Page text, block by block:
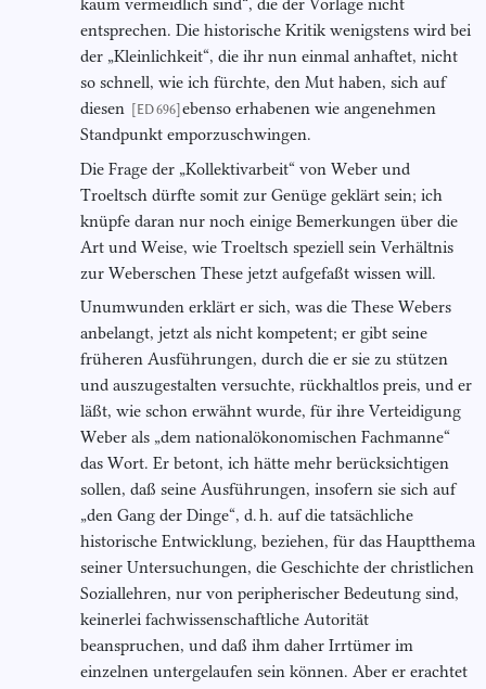
kaum vermeidlich sind“, die der Vorlage nicht
entsprechen. Die historische Kritik wenigstens wird bei
der „Kleinlichkeit“, die ihr nun einmal anhaftet, nicht
so schnell, wie ich fürchte, den Mut haben, sich auf
diesen
[ED 696] ebenso erhabenen wie angenehmen
Standpunkt emporzuschwingen.
Die Frage der „Kollektivarbeit“ von Weber und
Troeltsch dürfte somit zur Genüge geklärt sein; ich
knüpfe daran nur noch einige Bemerkungen über die
Art und Weise, wie Troeltsch speziell sein Verhältnis
zur Weberschen These jetzt aufgefaßt wissen will.
Unumwunden erklärt er sich, was die These Webers
anbelangt, jetzt als nicht kompetent; er gibt seine
früheren Ausführungen, durch die er sie zu stützen
und auszugestalten versuchte, rückhaltlos preis, und er
läßt, wie schon erwähnt wurde, für ihre Verteidigung
Weber als „dem nationalökonomischen Fachmanne“
das Wort. Er betont, ich hätte mehr berücksichtigen
sollen, daß seine Ausführungen, insofern sie sich auf
„den Gang der Dinge“, d. h. auf die tatsächliche
historische Entwicklung, beziehen, für das Hauptthema
seiner Untersuchungen, die Geschichte der christlichen
Soziallehren, nur von peripherischer Bedeutung sind,
keinerlei fachwissenschaftliche Autorität
beanspruchen, und daß ihm daher Irrtümer im
einzelnen untergelaufen sein können. Aber er erachtet